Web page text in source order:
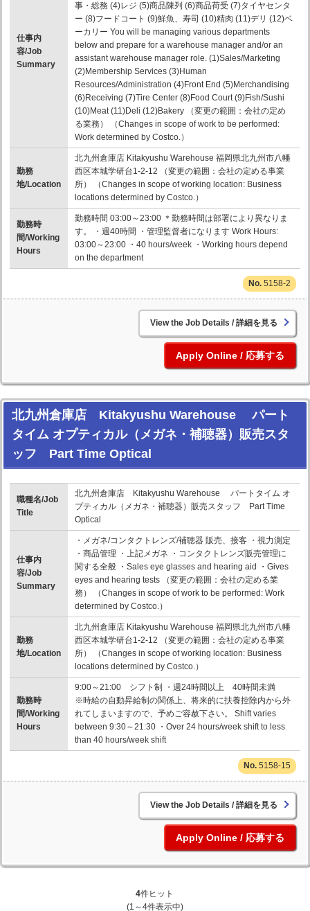
仕事内
容/Job
Summary
事・総務 (4)レジ (5)商品陳列 (6)商品荷受 (7)タイヤセンタ
ー (8)フードコート (9)鮮魚、寿司 (10)精肉 (11)デリ (12)ベ
ーカリー You will be managing various departments
below and prepare for a warehouse manager and/or an
assistant warehouse manager role. (1)Sales/Marketing
(2)Membership Services (3)Human
Resources/Administration (4)Front End (5)Merchandising
(6)Receiving (7)Tire Center (8)Food Court (9)Fish/Sushi
(10)Meat (11)Deli (12)Bakery （変更の範囲：会社の定め
る業務） （Changes in scope of work to be performed:
Work determined by Costco.）
勤務
地/Location
北九州倉庫店 Kitakyushu Warehouse 福岡県北九州市八幡
西区本城学研台1-2-12 （変更の範囲：会社の定める事業
所） （Changes in scope of working location: Business
locations determined by Costco.）
勤務時
間/Working
Hours
勤務時間 03:00～23:00 ＊勤務時間は部署により異なりま
す。 ・週40時間 ・管理監督者になります Work Hours:
03:00～23:00 ・40 hours/week ・Working hours depend
on the department
5158-2
詳細を見る
応募する
北九州倉庫店 Kitakyushu Warehouse パート
タイム オプティカル（メガネ・補聴器）販売スタ
ッフ Part Time Optical
職種名/Job
Title
北九州倉庫店 Kitakyushu Warehouse パートタイム オ
プティカル（メガネ・補聴器）販売スタッフ Part Time
Optical
仕事内
容/Job
Summary
・メガネ/コンタクトレンズ/補聴器 販売、接客 ・視力測定
・商品管理 ・上記メガネ ・コンタクトレンズ販売管理に
関する全般 ・Sales eye glasses and hearing aid ・Gives
eyes and hearing tests （変更の範囲：会社の定める業
務） （Changes in scope of work to be performed: Work
determined by Costco.）
勤務
地/Location
北九州倉庫店 Kitakyushu Warehouse 福岡県北九州市八幡
西区本城学研台1-2-12 （変更の範囲：会社の定める事業
所） （Changes in scope of working location: Business
locations determined by Costco.）
勤務時
間/Working
Hours
9:00～21:00 シフト制 ・週24時間以上 40時間未満
※時給の自動昇給制の関係上、将来的に扶養控除内から外
れてしまいますので、予めご容赦下さい。 Shift varies
between 9:30～21:30 ・Over 24 hours/week shift to less
than 40 hours/week shift
5158-15
詳細を見る
応募する
4件ヒット
(1～4件表示中)